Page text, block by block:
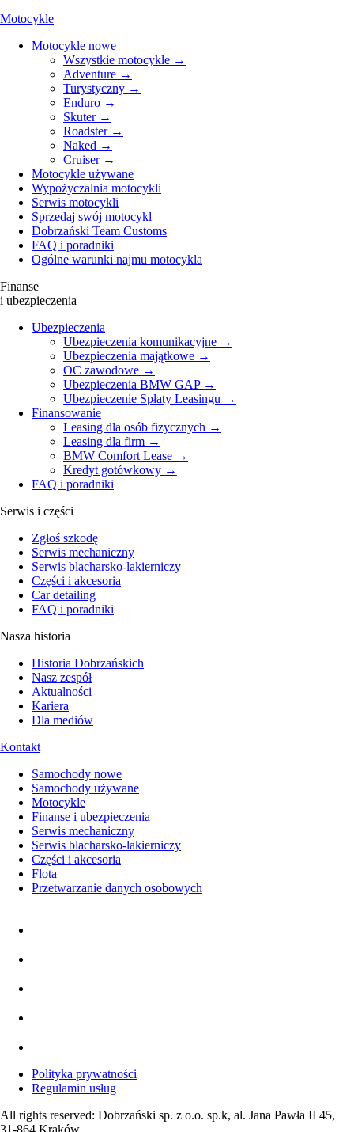
Motocykle
Motocykle nowe
Wszystkie motocykle →
Adventure →
Turystyczny →
Enduro →
Skuter →
Roadster →
Naked →
Cruiser →
Motocykle używane
Wypożyczalnia motocykli
Serwis motocykli
Sprzedaj swój motocykl
Dobrzański Team Customs
FAQ i poradniki
Ogólne warunki najmu motocykla
Finanse
i ubezpieczenia
Ubezpieczenia
Ubezpieczenia komunikacyjne →
Ubezpieczenia majątkowe →
OC zawodowe →
Ubezpieczenia BMW GAP →
Ubezpieczenie Spłaty Leasingu →
Finansowanie
Leasing dla osób fizycznych →
Leasing dla firm →
BMW Comfort Lease →
Kredyt gotówkowy →
FAQ i poradniki
Serwis i części
Zgłoś szkodę
Serwis mechaniczny
Serwis blacharsko-lakierniczy
Części i akcesoria
Car detailing
FAQ i poradniki
Nasza historia
Historia Dobrzańskich
Nasz zespół
Aktualności
Kariera
Dla mediów
Kontakt
Samochody nowe
Samochody używane
Motocykle
Finanse i ubezpieczenia
Serwis mechaniczny
Serwis blacharsko-lakierniczy
Części i akcesoria
Flota
Przetwarzanie danych osobowych
Polityka prywatności
Regulamin usług
All rights reserved: Dobrzański sp. z o.o. sp.k, al. Jana Pawła II 45,